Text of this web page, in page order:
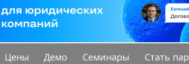
Цены Демо Семинары Стать